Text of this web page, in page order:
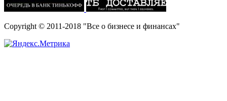
Copyright © 2011-2018 "Все о бизнесе и финансах"